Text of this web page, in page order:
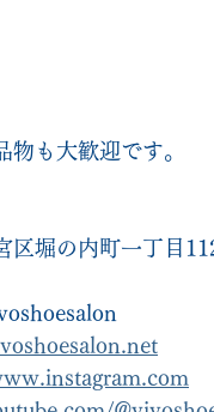
も大歓迎です。
区堀の内町一丁目